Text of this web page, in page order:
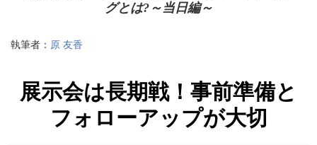
グとは?～当日編～
執筆者： 原 友香
展示会は長期戦！事前準備と
フォローアップが大切